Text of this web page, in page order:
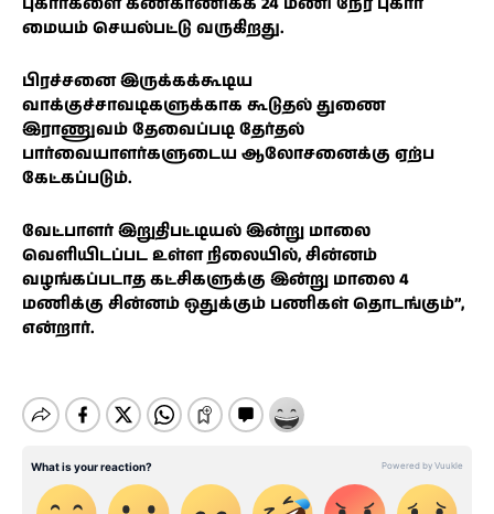
மையம் செயல்பட்டு வருகிறது.
பிரச்சனை இருக்கக்கூடிய
வாக்குச்சாவடிகளுக்காக கூடுதல் துணை
இராணுவம் தேவைப்படி தேர்தல்
பார்வையாளர்களுடைய ஆலோசனைக்கு ஏற்ப
கேட்கப்படும்.
வேட்பாளர் இறுதிபட்டியல் இன்று மாலை
வெளியிடப்பட உள்ள நிலையில், சின்னம்
வழங்கப்படாத கட்சிகளுக்கு இன்று மாலை 4
மணிக்கு சின்னம் ஒதுக்கும் பணிகள் தொடங்கும்”,
என்றார்.